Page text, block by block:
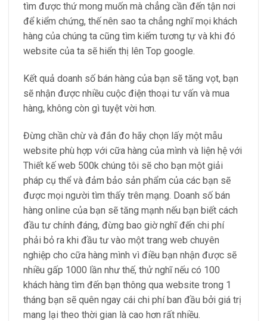
tìm được thứ mong muốn mà chẳng cần đến tận nơi
để kiểm chứng, thế nên sao ta chẳng nghĩ mọi khách
hàng của chúng ta cũng tìm kiếm tương tự và khi đó
website của ta sẽ hiển thị lên Top google.
Kết quả doanh số bán hàng của bạn sẽ tăng vọt, bạn
sẽ nhận được nhiều cuộc điện thoại tư vấn và mua
hàng, không còn gì tuyệt vời hơn.
Đừng chần chừ và đắn đo hãy chọn lấy một mẫu
website phù hợp với cữa hàng của mình và liện hệ với
Thiết kế web 500k chúng tôi sẽ cho bạn một giải
pháp cụ thể và đảm bảo sản phẩm của các bạn sẽ
được mọi người tìm thấy trên mạng. Doanh số bán
hàng online của bạn sẽ tăng mạnh nếu bạn biết cách
đầu tư chính đáng, đừng bao giờ nghĩ đến chi phí
phải bỏ ra khi đầu tư vào một trang web chuyên
nghiệp cho cữa hàng mình vì điều bạn nhận được sẽ
nhiều gấp 1000 lần như thế, thử nghĩ nếu có 100
khách hàng tìm đến bạn thông qua website trong 1
tháng bạn sẽ quên ngay cái chi phí ban đầu bởi giá trị
mang lại theo thời gian là cao hơn rất nhiều.